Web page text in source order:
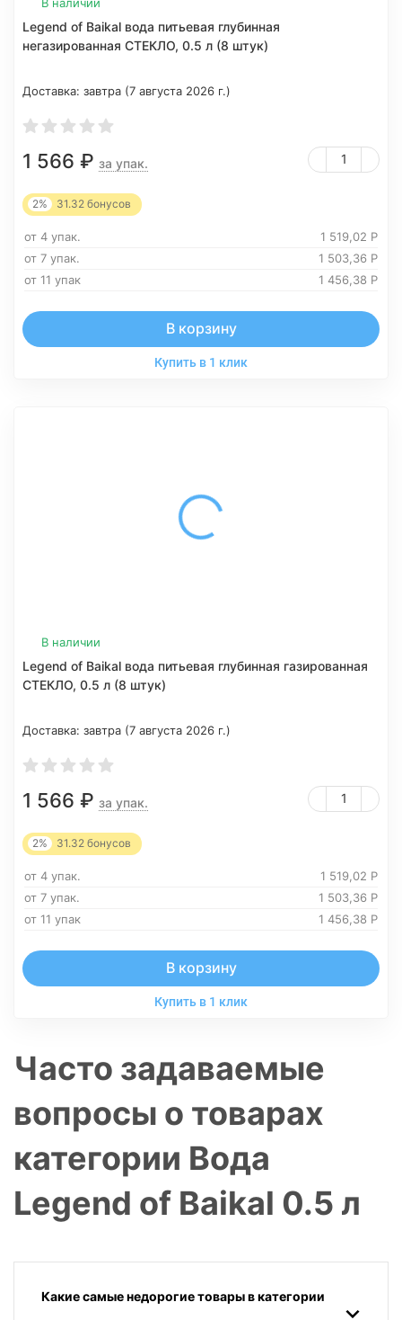
Legend of Baikal вода питьевая глубинная
негазированная СТЕКЛО, 0.5 л (8 штук)
Доставка: завтра (7 августа 2026 г.)
1 566 ₽ за упак.
2% 31.32 бонусов
от 4 упак. 1 519,02 Р
от 7 упак.
1 503,36 Р
от 11 упак
1 456,38 Р
В корзину
Купить в 1 клик
В наличии
Legend of Baikal вода питьевая глубинная газированная
СТЕКЛО, 0.5 л (8 штук)
Доставка: завтра (7 августа 2026 г.)
1 566 ₽ за упак.
2% 31.32 бонусов
от 4 упак. 1 519,02 Р
от 7 упак.
1 503,36 Р
от 11 упак
1 456,38 Р
В корзину
Купить в 1 клик
Часто задаваемые
вопросы о товарах
категории Вода
Legend of Baikal 0.5 л
Какие самые недорогие товары в категории